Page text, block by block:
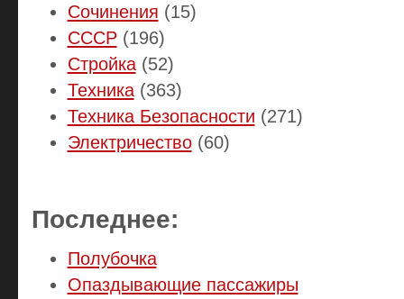
Сочинения (15)
СССР(196)
Стройка(52)
Техника(363)
Техника Безопасности (271)
Электричество(60)
Последнее:
Полубочка
Опаздывающие пассажиры